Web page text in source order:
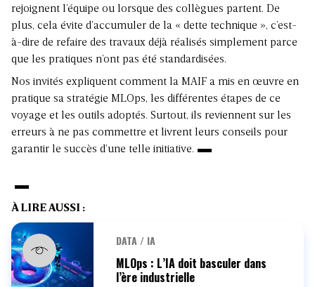
rejoignent l’équipe ou lorsque des collègues partent. De
plus, cela évite d’accumuler de la « dette technique », c’est-
à-dire de refaire des travaux déjà réalisés simplement parce
que les pratiques n’ont pas été standardisées.
Nos invités expliquent comment la MAIF a mis en œuvre en
pratique sa stratégie MLOps, les différentes étapes de ce
voyage et les outils adoptés. Surtout, ils reviennent sur les
erreurs à ne pas commettre et livrent leurs conseils pour
garantir le succès d’une telle initiative.
À LIRE AUSSI :
DATA / IA
MLOps : L’IA doit basculer dans
l’ère industrielle